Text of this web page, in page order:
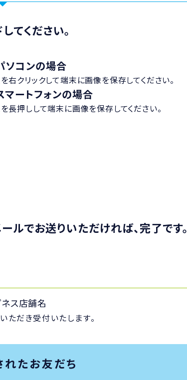
てください。
ソコンの場合
右クリックして端末に画像を保存してください。
マートフォンの場合
長押しして端末に画像を保存してください。
でお送りいただければ、完了です。
ネス店舗名
ただき受付いたします。
れたお友だち